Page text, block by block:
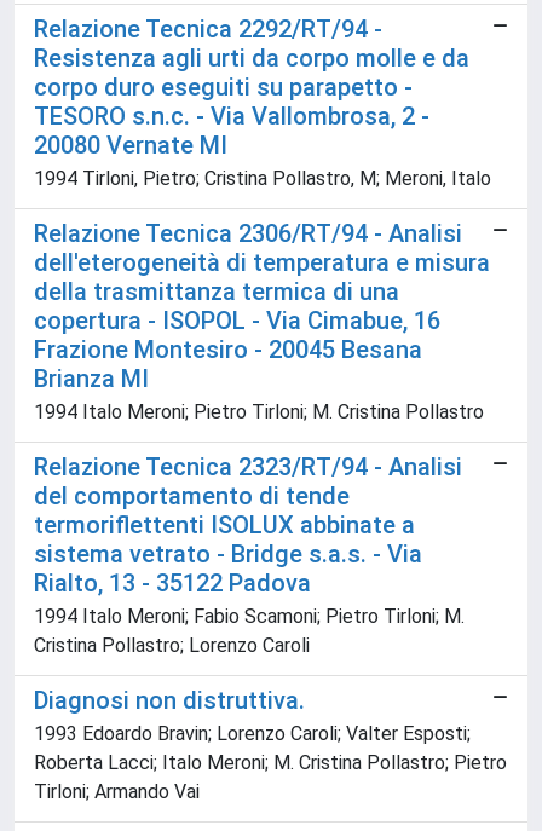
Relazione Tecnica 2292/RT/94 -
Resistenza agli urti da corpo molle e da
corpo duro eseguiti su parapetto -
TESORO s.n.c. - Via Vallombrosa, 2 -
20080 Vernate MI
1994 Tirloni, Pietro; Cristina Pollastro, M; Meroni, Italo
Relazione Tecnica 2306/RT/94 - Analisi
dell'eterogeneità di temperatura e misura
della trasmittanza termica di una
copertura - ISOPOL - Via Cimabue, 16
Frazione Montesiro - 20045 Besana
Brianza MI
1994 Italo Meroni; Pietro Tirloni; M. Cristina Pollastro
Relazione Tecnica 2323/RT/94 - Analisi
del comportamento di tende
termoriflettenti ISOLUX abbinate a
sistema vetrato - Bridge s.a.s. - Via
Rialto, 13 - 35122 Padova
1994 Italo Meroni; Fabio Scamoni; Pietro Tirloni; M.
Cristina Pollastro; Lorenzo Caroli
Diagnosi non distruttiva.
1993 Edoardo Bravin; Lorenzo Caroli; Valter Esposti;
Roberta Lacci; Italo Meroni; M. Cristina Pollastro; Pietro
Tirloni; Armando Vai